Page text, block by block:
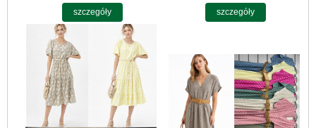
szczegóły szczegóły